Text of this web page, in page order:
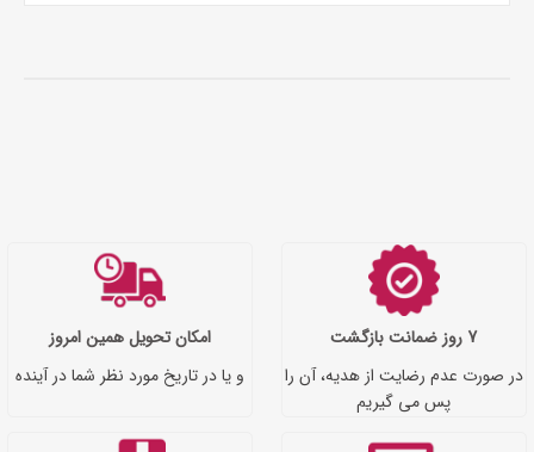
7 روز ضمانت بازگشت
در صورت عدم رضایت از هدیه، آن را
پس می گیریم
امکان تحویل همین امروز
و یا در تاریخ مورد نظر شما در آینده